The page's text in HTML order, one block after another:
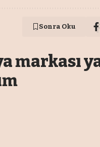
Sonra Oku
markası